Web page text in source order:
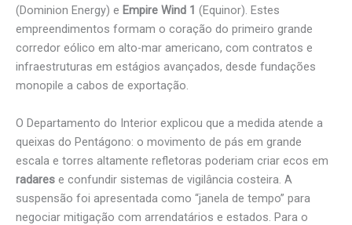
(Dominion Energy) e Empire Wind 1 (Equinor). Estes
empreendimentos formam o coração do primeiro grande
corredor eólico em alto-mar americano, com contratos e
infraestruturas em estágios avançados, desde fundações
monopile a cabos de exportação.
O Departamento do Interior explicou que a medida atende a
queixas do Pentágono: o movimento de pás em grande
escala e torres altamente refletoras poderiam criar ecos em
radares e confundir sistemas de vigilância costeira. A
suspensão foi apresentada como “janela de tempo” para
negociar mitigação com arrendatários e estados. Para o